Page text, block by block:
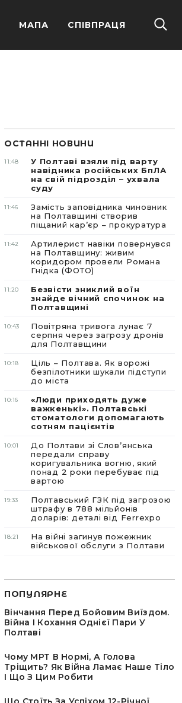
МАПА СПІВПРАЦЯ
ОСТАННІ НОВИНИ
11:48
У Полтаві взяли під варту
навідника російських БпЛА
на свій підрозділ – ухвала
суду
11:46
Замість заповідника чиновник
на Полтавщині створив
піщаний карʼєр – прокуратура
11:42
Артилерист навіки повернувся
на Полтавщину: живим
коридором провели Романа
Гнідка (ФОТО)
11:20
Безвісти зниклий воїн
знайде вічний спочинок на
Полтавщині
10:43
Повітряна тривога лунає 7
серпня через загрозу дронів
для Полтавщини
10:18
Ціль – Полтава. Як ворожі
безпілотники шукали підступи
до міста
10:16
«Люди приходять дуже
важкенькі». Полтавські
стоматологи допомагають
сотням пацієнтів
10:01
До Полтави зі Словʼянська
передали справу
коригувальника вогню, який
понад 2 роки перебуває під
вартою
19:33
Полтавський ГЗК під загрозою
штрафу в 788 мільйонів
доларів: деталі від Ferrexpo
18:21
На війні загинув пожежник
військової обслуги з Полтави
ПОПУЛЯРНЕ
Вінчання Перед Бойовим Виїздом.
Війна І Кохання Однієї Пари У
Полтаві
Чому МРТ В Нормі, А Голова
Тріщить? Як Війна Ламає Наше Тіло
І Що З Цим Робити